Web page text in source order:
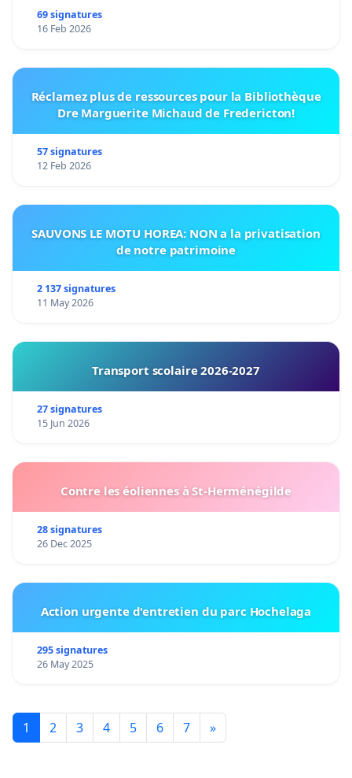
69 signatures
16 Feb 2026
Réclamez plus de ressources pour la Bibliothèque
Dre Marguerite Michaud de Fredericton!
57 signatures
12 Feb 2026
SAUVONS LE MOTU HOREA: NON a la privatisation
de notre patrimoine
2 137 signatures
11 May 2026
Transport scolaire 2026-2027
27 signatures
15 Jun 2026
Contre les éoliennes à St-Herménégilde
28 signatures
26 Dec 2025
Action urgente d'entretien du parc Hochelaga
295 signatures
26 May 2025
1 2 3 4 5 6 7 »